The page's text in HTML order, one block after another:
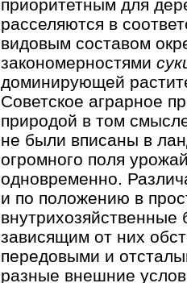
приоритетным для
расселяются в
видовым составом
закономерностями
доминирующей
Советское аграрное
природой в том
не были вписаны в
огромного поля
одновременно.
и по положению в
зависящим от них
передовыми и
разные внешние